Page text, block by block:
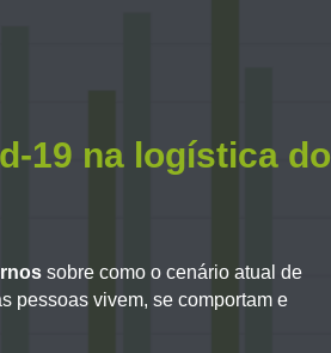
19 na logística do
sobre como o cenário atual de
pessoas vivem, se comportam e